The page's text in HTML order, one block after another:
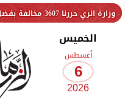
تعاون المواطنين
الخميس
أغسطس
6
2026